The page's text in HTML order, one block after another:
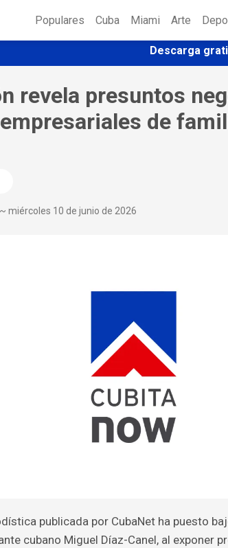
Populares Cuba Miami Arte
Descarga
revela presuntos
de
~ miércoles 10 de junio de 2026
publicada por CubaNet ha puesto
cubano Miguel Díaz-Canel, al exponer